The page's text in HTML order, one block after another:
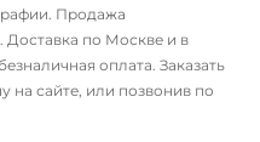
Продажа
Доставка по Москве и в
оплата. Заказать
на сайте, или позвонив по